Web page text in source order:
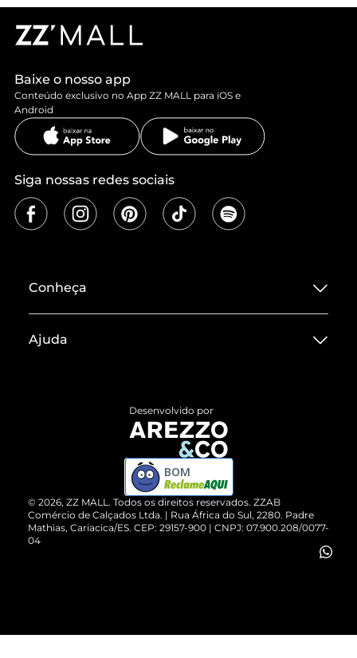
Baixe o nosso app
Conteúdo exclusivo no App ZZ MALL para iOS e
Android
Siga nossas redes sociais
Conheça
Termos de Uso
ZZ MALL é confiável
Cartão Presente
Vendas Corporativas
Ajuda
Devolução do Produto
Compre pelo WhatsApp
© 2026, ZZ MALL. Todos os direitos reservados. ZZAB
Comércio de Calçados Ltda. | Rua África do Sul, 2280. Padre
Mathias, Cariacica/ES. CEP: 29157-900 | CNPJ: 07.900.208/0077-
04
Desenvolvido por
BOM